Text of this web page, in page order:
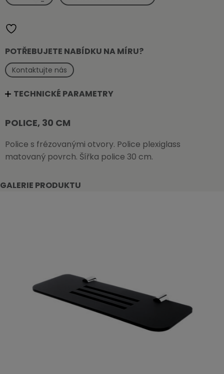
GALERIE PRODUKTU
cm
POTŘEBUJETE NABÍDKU NA MÍRU?
Kontaktujte nás
TECHNICKÉ PARAMETRY
POLICE, 30 CM
Police s frézovanými otvory. Police plexiglass
matovaný povrch. Šířka police 30 cm.